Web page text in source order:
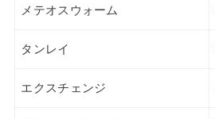
メテオスウォーム
タンレイ
エクスチェンジ